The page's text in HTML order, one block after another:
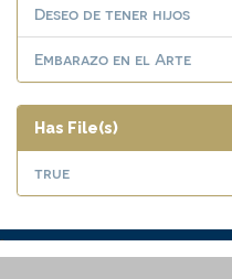
Deseo de tener hijos
Embarazo en el Arte
Has File(s)
true